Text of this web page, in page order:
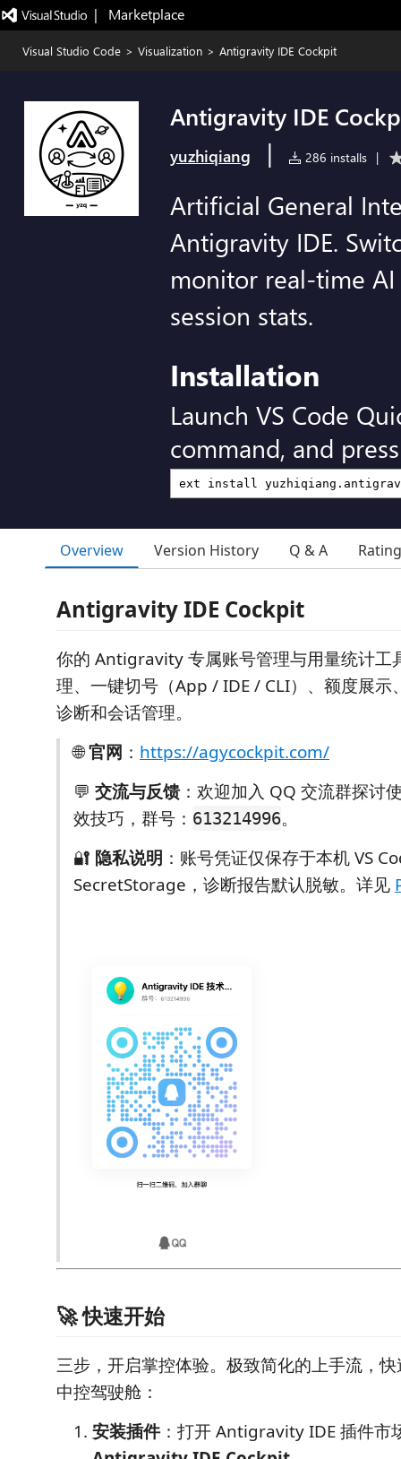
|   Marketplace
Visual Studio Code > Visualization > Antigravity IDE Cockpit
Antigravity IDE
yuzhiqiang | 286 installs |
Artificial General
Antigravity IDE.
monitor real-time
session stats.
Installation
Launch VS Code
command, and
Overview Version History Q & A
Antigravity IDE Cockpit
你的 Antigravity 专属账号管理与用量统计工
理、一键切号（App / IDE / CLI）、额度展示
诊断和会话管理。
🌐官网 ： https://agycockpit.com/
💬 交流与反馈：欢迎加入 QQ 交流群探讨
效技巧，群号： 613214996。
🔐 隐私说明 ：账号凭证仅保存于本机 VS
SecretStorage，诊断报告默认脱敏。详见
🚀 快速开始
三步，开启掌控体验。极致简化的上手流，
中控驾驶舱：
安装插件 ：打开 Antigravity IDE 插件市